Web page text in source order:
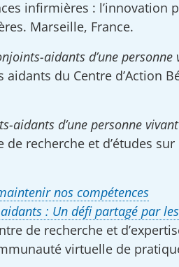
infirmières : l’innovation
Marseille, France.
aidants d’une personne
aidants du Centre d’Action
aidants d’une personne
de recherche et d’études sur
nos compétences
: Un défi partagé par
de recherche et
virtuelle de